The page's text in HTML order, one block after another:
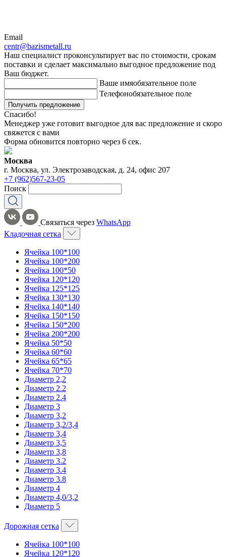
Email
centr@bazismetall.ru
Наш специалист проконсультирует вас по стоимости, срокам
поставки и сделает максимально выгодное предложение под
Ваш бюджет.
Ваше имяобязательное поле
Телефонобязательное поле
Получить предложение
Спасибо!
Менеджер уже готовит выгодное для вас предложение и скоро
свяжется с вами
Форма обновится повторно через 6 сек.
Москва
г. Москва, ул. Электрозаводская, д. 24, офис 207
+7 (962)567-23-05
Поиск
Связаться через WhatsApp
Кладочная сетка
Ячейка 100*100
Ячейка 100*200
Ячейка 100*50
Ячейка 120*120
Ячейка 125*125
Ячейка 130*130
Ячейка 140*140
Ячейка 150*150
Ячейка 150*200
Ячейка 200*200
Ячейка 50*50
Ячейка 60*60
Ячейка 65*65
Ячейка 70*70
Диаметр 2,2
Диаметр 2.2
Диаметр 2.4
Диаметр 3
Диаметр 3,2
Диаметр 3,2/3,4
Диаметр 3,4
Диаметр 3,5
Диаметр 3,8
Диаметр 3.2
Диаметр 3.4
Диаметр 3.8
Диаметр 4
Диаметр 4,0/3,2
Диаметр 5
Дорожная сетка
Ячейка 100*100
Ячейка 120*120